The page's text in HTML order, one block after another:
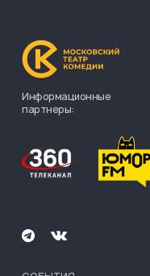
Информационные
партнеры: